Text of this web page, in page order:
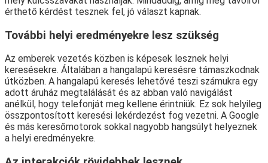
érthető kérdést tesznek fel, jó választ kapnak.
További helyi eredményekre lesz szükség
Az emberek vezetés közben is képesek lesznek helyi
keresésekre. Általában a hangalapú keresésre támaszkodnak
útközben. A hangalapú keresés lehetővé teszi számukra egy
adott áruház megtalálását és az abban való navigálást
anélkül, hogy telefonját meg kellene érintniük. Ez sok helyileg
összpontosított keresési lekérdezést fog vezetni. A Google
és más keresőmotorok sokkal nagyobb hangsúlyt helyeznek
a helyi eredményekre.